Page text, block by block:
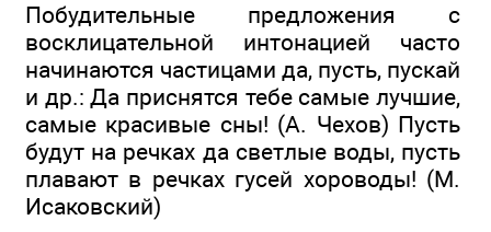
Побудительные предложения с
восклицательной интонацией часто
начинаются частицами да, пусть, пускай
и др.: Да приснятся тебе самые лучшие,
самые красивые сны! (А. Чехов) Пусть
будут на речках да светлые воды, пусть
плавают в речках гусей хороводы! (М.
Исаковский)